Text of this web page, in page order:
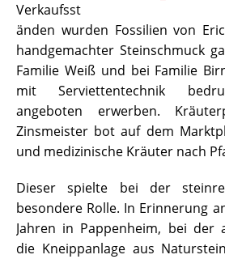
Verkaufsst
änden wurden Fossilien von
handgemachter Steinschmuck
Familie Weiß und bei Familie
mit Serviettentechnik
angeboten erwerben.
Zinsmeister bot auf dem
und medizinische Kräuter nach
Dieser spielte bei der
besondere Rolle. In Erinnerung
Jahren in Pappenheim, bei der
die Kneippanlage aus